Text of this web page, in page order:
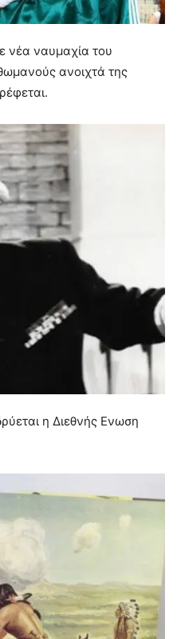
νέα ναυμαχία του
ανοιχτά της
η Διεθνής Ενωση